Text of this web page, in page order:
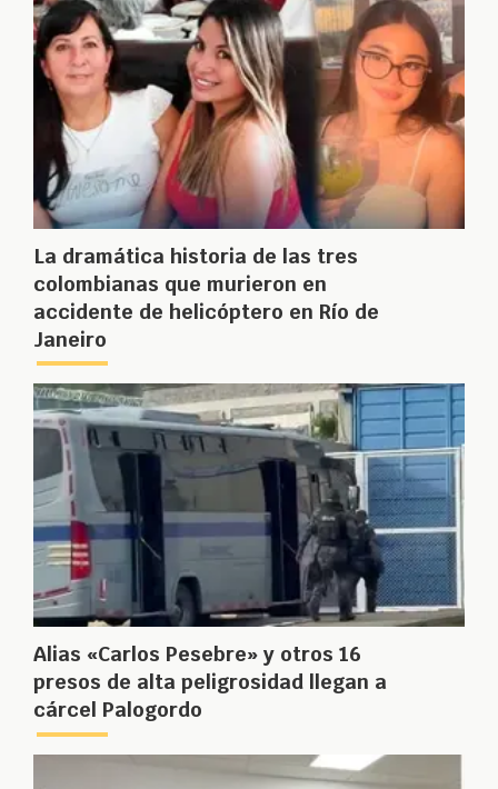
La dramática historia de las tres
colombianas que murieron en
accidente de helicóptero en Río de
Janeiro
Alias «Carlos Pesebre» y otros 16
presos de alta peligrosidad llegan a
cárcel Palogordo